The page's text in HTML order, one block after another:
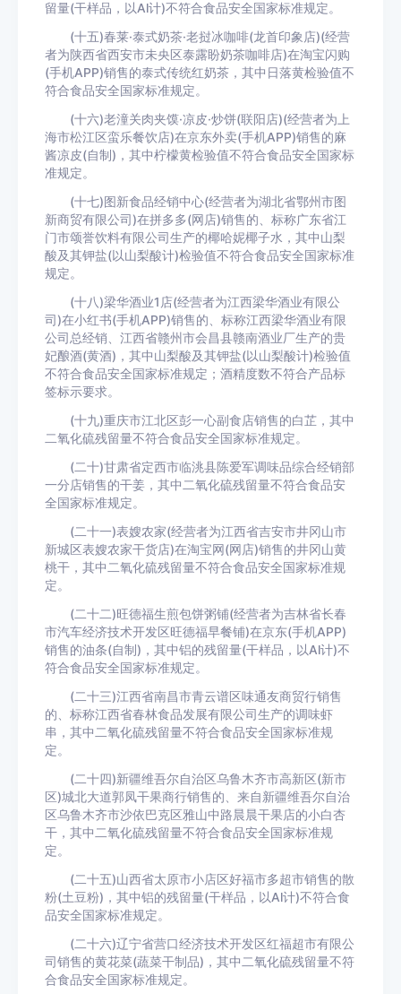
留量(干样品，以Al计)不符合食品安全国家标准规定。
(十五)春莱·泰式奶茶·老挝冰咖啡(龙首印象店)(经营
者为陕西省西安市未央区泰露盼奶茶咖啡店)在淘宝闪购
(手机APP)销售的泰式传统红奶茶，其中日落黄检验值不
符合食品安全国家标准规定。
(十六)老潼关肉夹馍·凉皮·炒饼(联阳店)(经营者为上
海市松江区蛮乐餐饮店)在京东外卖(手机APP)销售的麻
酱凉皮(自制)，其中柠檬黄检验值不符合食品安全国家标
准规定。
(十七)图新食品经销中心(经营者为湖北省鄂州市图
新商贸有限公司)在拼多多(网店)销售的、标称广东省江
门市颂誉饮料有限公司生产的椰哈妮椰子水，其中山梨
酸及其钾盐(以山梨酸计)检验值不符合食品安全国家标准
规定。
(十八)梁华酒业1店(经营者为江西梁华酒业有限公
司)在小红书(手机APP)销售的、标称江西梁华酒业有限
公司总经销、江西省赣州市会昌县赣南酒业厂生产的贵
妃酿酒(黄酒)，其中山梨酸及其钾盐(以山梨酸计)检验值
不符合食品安全国家标准规定；酒精度数不符合产品标
签标示要求。
(十九)重庆市江北区彭一心副食店销售的白芷，其中
二氧化硫残留量不符合食品安全国家标准规定。
(二十)甘肃省定西市临洮县陈爱军调味品综合经销部
一分店销售的干姜，其中二氧化硫残留量不符合食品安
全国家标准规定。
(二十一)表嫂农家(经营者为江西省吉安市井冈山市
新城区表嫂农家干货店)在淘宝网(网店)销售的井冈山黄
桃干，其中二氧化硫残留量不符合食品安全国家标准规
定。
(二十二)旺德福生煎包饼粥铺(经营者为吉林省长春
市汽车经济技术开发区旺德福早餐铺)在京东(手机APP)
销售的油条(自制)，其中铝的残留量(干样品，以Al计)不
符合食品安全国家标准规定。
(二十三)江西省南昌市青云谱区味通友商贸行销售
的、标称江西省春林食品发展有限公司生产的调味虾
串，其中二氧化硫残留量不符合食品安全国家标准规
定。
(二十四)新疆维吾尔自治区乌鲁木齐市高新区(新市
区)城北大道郭凤干果商行销售的、来自新疆维吾尔自治
区乌鲁木齐市沙依巴克区雅山中路晨晨干果店的小白杏
干，其中二氧化硫残留量不符合食品安全国家标准规
定。
(二十五)山西省太原市小店区好福市多超市销售的散
粉(土豆粉)，其中铝的残留量(干样品，以Al计)不符合食
品安全国家标准规定。
(二十六)辽宁省营口经济技术开发区红福超市有限公
司销售的黄花菜(蔬菜干制品)，其中二氧化硫残留量不符
合食品安全国家标准规定。